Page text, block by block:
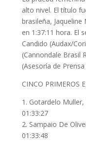
alto nivel. El título
brasileña,
en 1:37:11 hora. El
Candido (Audax/
(Cannondale Brasil
(Asesoría de Prensa
CINCO PRIMEROS
1. Gotardelo Muller,
01:33:27
2. Sampaio De
01:33:48